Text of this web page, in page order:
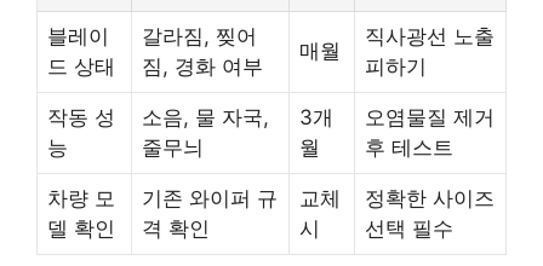
블레이
드 상태
갈라짐, 찢어
짐, 경화 여부
매월
직사광선 노출
피하기
작동 성
능
소음, 물 자국,
줄무늬
3개
월
오염물질 제거
후 테스트
차량 모
델 확인
기존 와이퍼 규
격 확인
교체
시
정확한 사이즈
선택 필수